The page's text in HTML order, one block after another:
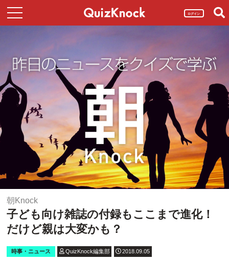
ログイン
朝Knock
子ども向け雑誌の付録もここまで進化！
だけど親は大変かも？
時事・ニュース QuizKnock編集部 2018.09.05